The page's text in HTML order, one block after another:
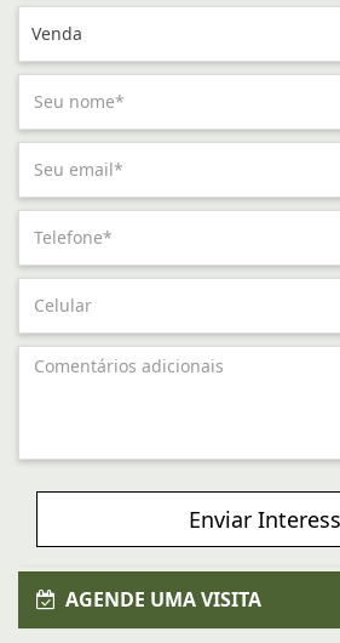
Venda
Enviar Interesse